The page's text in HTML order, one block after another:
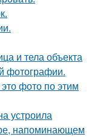
и тела объекта
фотографии.
фото по этим
устроила
напоминающем